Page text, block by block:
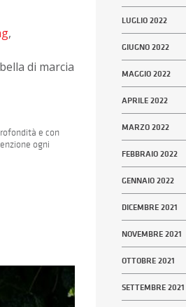
,
di marcia
e con
ogni
LUGLIO 2022
GIUGNO 2022
MAGGIO 2022
APRILE 2022
MARZO 2022
FEBBRAIO 2022
GENNAIO 2022
DICEMBRE 2021
NOVEMBRE 2021
OTTOBRE 2021
SETTEMBRE 2021